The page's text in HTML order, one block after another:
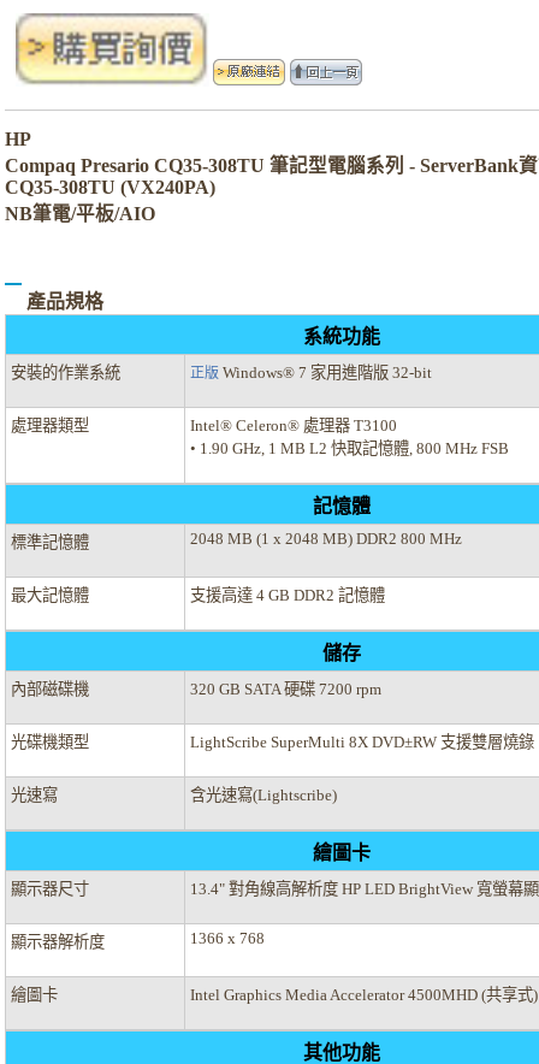
HP
Compaq Presario CQ35-308TU 筆記型電腦系列 - ServerBank
CQ35-308TU (VX240PA)
NB筆電/平板/AIO
產品規格
系統功能
安裝的作業系統 正版 Windows® 7 家用進階版 32-bit
處理器類型
Intel® Celeron® 處理器 T3100
• 1.90 GHz, 1 MB L2 快取記憶體, 800 MHz FSB
記憶體
標準記憶體 2048 MB (1 x 2048 MB) DDR2 800 MHz
最大記憶體 支援高達 4 GB DDR2 記憶體
儲存
內部磁碟機 320 GB SATA 硬碟 7200 rpm
光碟機類型 LightScribe SuperMulti 8X DVD±RW 支援雙層燒錄
光速寫 含光速寫(Lightscribe)
繪圖卡
顯示器尺寸 13.4" 對角線高解析度 HP LED BrightView 寬螢幕
顯示器解析度 1366 x 768
繪圖卡 Intel Graphics Media Accelerator 4500MHD (共享式)
其他功能